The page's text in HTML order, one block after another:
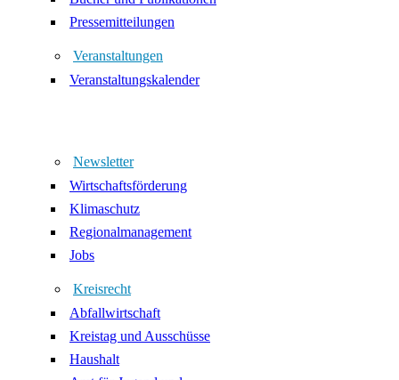
Pressemitteilungen
Veranstaltungen
Veranstaltungskalender
Newsletter
Wirtschaftsförderung
Klimaschutz
Regionalmanagement
Jobs
Kreisrecht
Abfallwirtschaft
Kreistag und Ausschüsse
Haushalt